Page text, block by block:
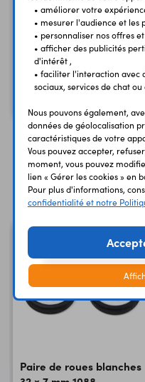
Motoréducteur HP 2361
réduction 75:1
24,95 € TTC
Vous avez
Paire de roues blanches
• améliorer votre
• mesurer l'audience et les
• personnaliser nos offres
• afficher des publicités
d'intérêt ,
• faciliter l'interaction avec
sociaux, services de chat
Nous pouvons également,
données de géolocalisation
caractéristiques de votre
Vous pouvez accepter,
moment, vous pouvez
lien « Gérer les cookies » en
Pour plus d'informations,
confidentialité et notre